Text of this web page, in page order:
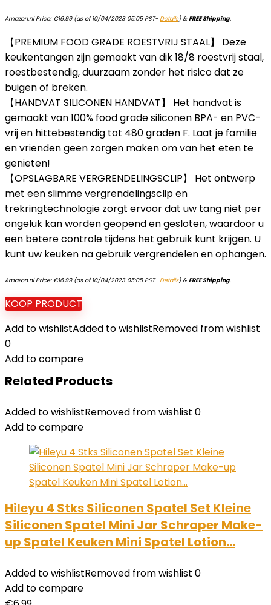
Amazon.nl Price: €16.99(as of 10/04/2023 05:05 PST-Details)&FREE Shipping.
【PREMIUM FOOD GRADE ROESTVRIJ STAAL】 Deze
keukentangen zijn gemaakt van dik 18/8 roestvrij staal,
roestbestendig, duurzaam zonder het risico dat ze
buigen of breken.
【HANDVAT SILICONEN HANDVAT】 Het handvat is
gemaakt van 100% food grade siliconen BPA- en PVC-
vrij en hittebestendig tot 480 graden F. Laat je familie
en vrienden geen zorgen maken om van het eten te
genieten!
【OPSLAGBARE VERGRENDELINGSCLIP】 Het ontwerp
met een slimme vergrendelingsclip en
trekringtechnologie zorgt ervoor dat uw tang niet per
ongeluk kan worden geopend en gesloten, waardoor u
een betere controle tijdens het gebruik kunt krijgen. U
kunt uw keuken na gebruik vergrendelen en ophangen.
Amazon.nl Price: €16.99(as of 10/04/2023 05:05 PST-Details)&FREE Shipping.
KOOP PRODUCT
Add to wishlistAdded to wishlistRemoved from wishlist
0
Add to compare
Related Products
Added to wishlistRemoved from wishlist 0
Add to compare
Hileyu 4 Stks Siliconen Spatel Set Kleine
Siliconen Spatel Mini Jar Schraper Make-
up Spatel Keuken Mini Spatel Lotion…
Added to wishlistRemoved from wishlist 0
Add to compare